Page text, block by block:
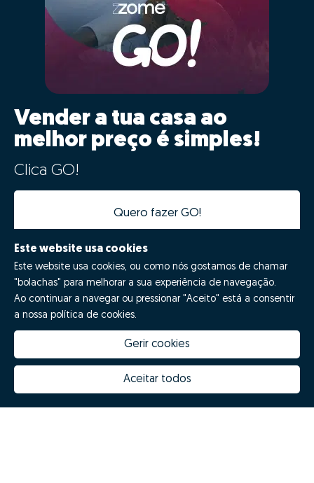
Vender a tua casa ao
melhor preço é simples!
Clica GO!
Quero fazer GO!
Porquê escolher a Zome
Inovação Zome
Hubs Zome
Este website usa cookies
Este website usa cookies, ou como nós gostamos de chamar
"bolachas" para melhorar a sua experiência de navegação.
Ao continuar a navegar ou pressionar "Aceito" está a consentir
a nossa política de cookies.
Gerir cookies
Aceitar todos